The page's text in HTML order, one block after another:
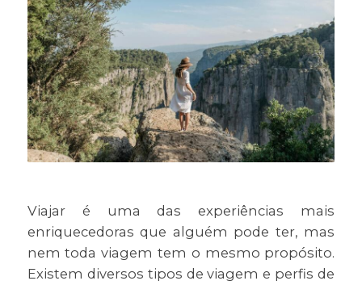
Viajar é uma das experiências mais
enriquecedoras que alguém pode ter, mas
nem toda viagem tem o mesmo propósito.
Existem diversos tipos de viagem e perfis de